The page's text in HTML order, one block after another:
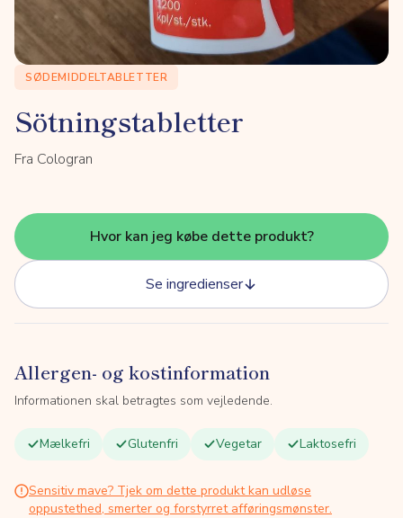
SØDEMIDDELTABLETTER
Sötningstabletter
Fra Cologran
Hvor kan jeg købe dette produkt?
Se ingredienser
Allergen- og kostinformation
Informationen skal betragtes som vejledende.
Mælkefri Glutenfri Vegetar Laktosefri
Sensitiv mave? Tjek om dette produkt kan udløse
oppustethed, smerter og forstyrret afføringsmønster.